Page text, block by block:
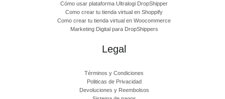
Cómo usar plataforma Ultralogi DropShipper
Como crear tu tienda virtual en Shoppify
Como crear tu tienda virtual en Woocommerce
Marketing Digital para DropShippers
Legal
Términos y Condiciones
Politicas de Privacidad
Devoluciones y Reembolsos